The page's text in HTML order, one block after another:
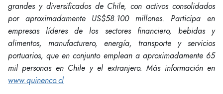
grandes y diversificados de Chile, con activos consolidados
por aproximadamente US$58.100 millones. Participa en
empresas líderes de los sectores financiero, bebidas y
alimentos, manufacturero, energía, transporte y servicios
portuarios, que en conjunto emplean a aproximadamente 65
mil personas en Chile y el extranjero. Más información en
www.quinenco.cl